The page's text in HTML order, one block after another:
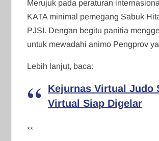
Merujuk pada peraturan
KATA minimal pemegang Sabuk
PJSI. Dengan begitu panitia
untuk mewadahi animo Pengprov
Lebih lanjut, baca:
Kejurnas Virtual Judo
Virtual Siap Digelar
**